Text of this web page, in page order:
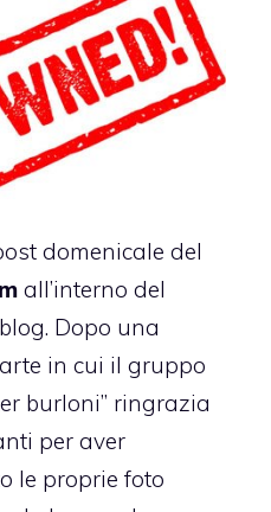
domenicale del
all’interno del
Dopo una
in cui il gruppo
burloni” ringrazia
per aver
le proprie foto